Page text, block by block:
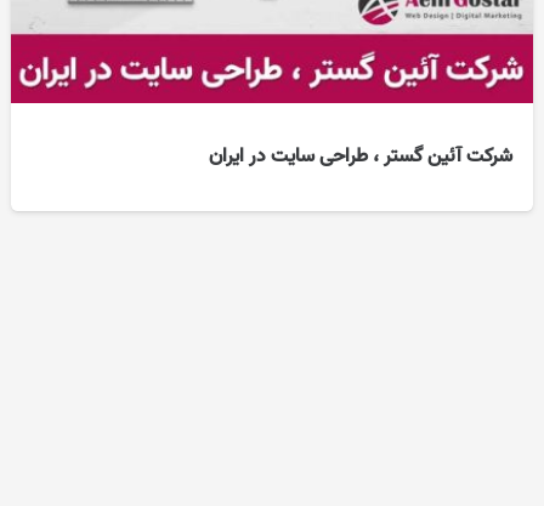
شرکت آئین گستر ، طراحی سایت در ایران